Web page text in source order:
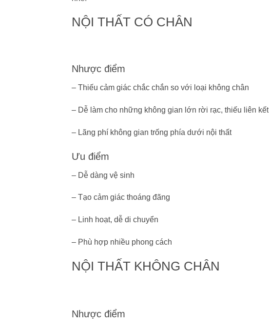
NỘI THẤT CÓ CHÂN
Nhược điểm
– Thiếu cảm giác chắc chắn so với loại không chân
– Dễ làm cho những không gian lớn rời rạc, thiếu liên kết
– Lãng phí không gian trống phía dưới nội thất
Ưu điểm
– Dễ dàng vệ sinh
– Tạo cảm giác thoáng đãng
– Linh hoạt, dễ di chuyển
– Phù hợp nhiều phong cách
NỘI THẤT KHÔNG CHÂN
Nhược điểm